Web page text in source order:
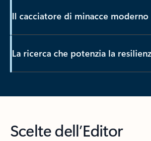
Il cacciatore di minacce moderno
La ricerca che potenzia la
Scelte dell’Editor